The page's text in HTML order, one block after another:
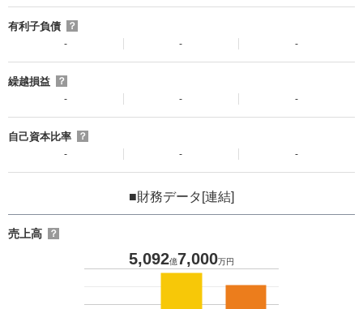
有利子負債
？
-
- -
繰越損益
？
-
- -
自己資本比率
？
-
- -
■財務データ[連結]
売上高 ？
5,092億7,000万円